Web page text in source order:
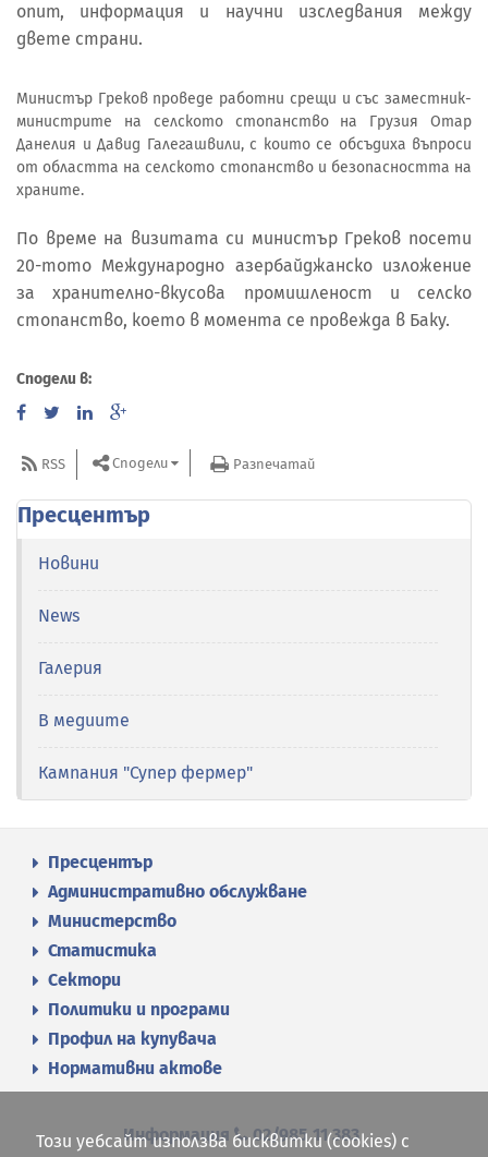
опит, информация и научни изследвания между
двете страни.
Министър Греков проведе работни срещи и със заместник-
министрите на селското стопанство на Грузия Отар
Данелия и Давид Галегашвили, с които се обсъдиха въпроси
от областта на селското стопанство и безопасността на
храните.
По време на визитата си министър Греков посети
20-тото Международно азербайджанско изложение
за хранително-вкусова промишленост и селско
стопанство, което в момента се провежда в Баку.
Сподели в:
RSS Сподели Разпечатай
Пресцентър
Новини
News
Галерия
В медиите
Кампания "Супер фермер"
Пресцентър
Административно обслужване
Министерство
Статистика
Сектори
Политики и програми
Профил на купувача
Нормативни актове
Информация 02/985 11 383
Този уебсайт използва бисквитки (cookies) с